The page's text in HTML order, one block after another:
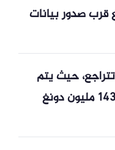
قرب صدور بيانات
حيث يتم
تداولها عند حوالي 143.5 مليون دونغ